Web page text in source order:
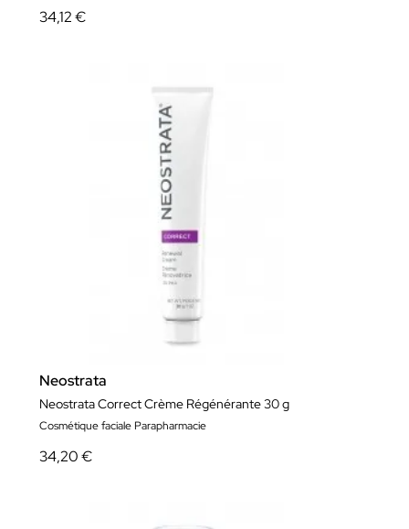
34,12 €
Neostrata
Neostrata Correct Crème Régénérante 30 g
Cosmétique faciale Parapharmacie
34,20 €